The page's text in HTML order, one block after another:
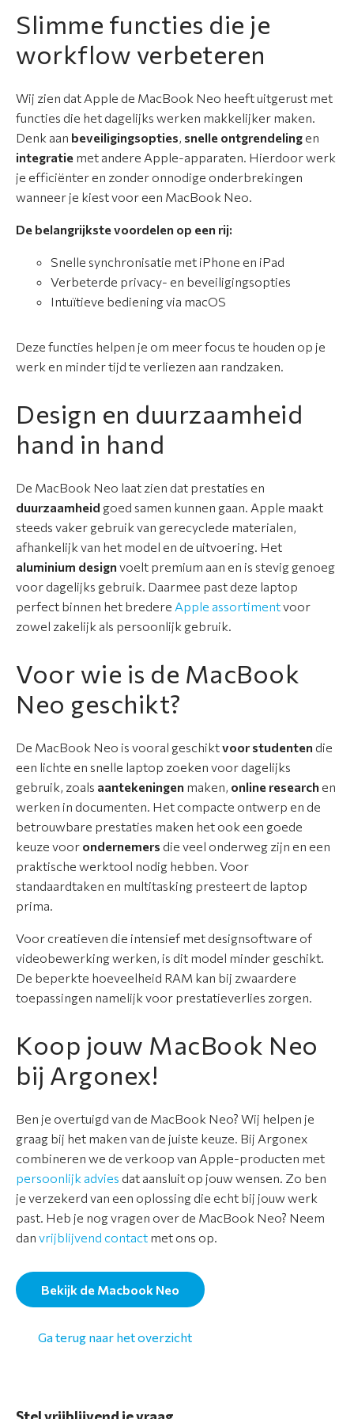
Slimme functies die je
workflow verbeteren
Wij zien dat Apple de MacBook Neo heeft uitgerust met
functies die het dagelijks werken makkelijker maken.
Denk aan beveiligingsopties, snelle ontgrendeling en
integratie met andere Apple-apparaten. Hierdoor werk
je efficiënter en zonder onnodige onderbrekingen
wanneer je kiest voor een MacBook Neo.
De belangrijkste voordelen op een rij:
Snelle synchronisatie met iPhone en iPad
Verbeterde privacy- en beveiligingsopties
Intuïtieve bediening via macOS
Deze functies helpen je om meer focus te houden op je
werk en minder tijd te verliezen aan randzaken.
Design en duurzaamheid
hand in hand
De MacBook Neo laat zien dat prestaties en
duurzaamheid goed samen kunnen gaan. Apple maakt
steeds vaker gebruik van gerecyclede materialen,
afhankelijk van het model en de uitvoering. Het
aluminium design voelt premium aan en is stevig genoeg
voor dagelijks gebruik. Daarmee past deze laptop
perfect binnen het bredere Apple assortimentvoor
zowel zakelijk als persoonlijk gebruik.
Voor wie is de MacBook
Neo geschikt?
De MacBook Neo is vooral geschiktvoor studenten die
een lichte en snelle laptop zoeken voor dagelijks
gebruik, zoals aantekeningen maken, online research en
werken in documenten. Het compacte ontwerp en de
betrouwbare prestaties maken het ook een goede
keuze voor ondernemers die veel onderweg zijn en een
praktische werktool nodig hebben. Voor
standaardtaken en multitasking presteert de laptop
prima.
Voor creatieven die intensief met designsoftware of
videobewerking werken, is dit model minder geschikt.
De beperkte hoeveelheid RAM kan bij zwaardere
toepassingen namelijk voor prestatieverlies zorgen.
Koop jouw MacBook Neo
bij Argonex!
Ben je overtuigd van de MacBook Neo? Wij helpen je
graag bij het maken van de juiste keuze. Bij Argonex
combineren we de verkoop van Apple-producten met
persoonlijk advies dat aansluit op jouw wensen. Zo ben
je verzekerd van een oplossing die echt bij jouw werk
past. Heb je nog vragen over de MacBook Neo? Neem
dan vrijblijvend contact met ons op.
Bekijk de Macbook Neo
Ga terug naar het overzicht